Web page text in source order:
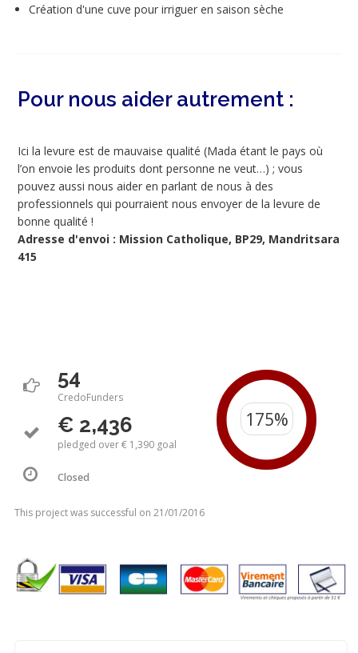
Création d'une cuve pour irriguer en saison sèche
Pour nous aider autrement :
Ici la levure est de mauvaise qualité (Mada étant le pays où
l’on envoie les produits dont personne ne veut…) ; vous
pouvez aussi nous aider en parlant de nous à des
professionnels qui pourraient nous envoyer de la levure de
bonne qualité !
Adresse d'envoi : Mission Catholique, BP29, Mandritsara
415
54
CredoFunders
€ 2,436
pledged over € 1,390 goal
Closed
This project was successful on 21/01/2016